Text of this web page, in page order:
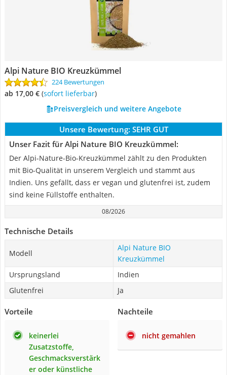
Alpi Nature BIO Kreuzkümmel
224 Bewertungen
ab 17,00 € ( Sofort lieferbar)
Preisvergleich und weitere Angebote
Unsere Bewertung: SEHR GUT
Unser Fazit für Alpi Nature BIO Kreuzkümmel:
Der Alpi-Nature-Bio-Kreuzkümmel zählt zu den Produkten
mit Bio-Qualität in unserem Vergleich und stammt aus
Indien. Uns gefällt, dass er vegan und glutenfrei ist, zudem
sind keine Füllstoffe enthalten.
08/2026
Technische Details
Modell
Alpi Nature BIO
Kreuzkümmel
Ursprungsland
Indien
Glutenfrei
Ja
Vorteile
keinerlei
Zusatzstoffe,
Geschmacksverstärk
er oder künstliche
Nachteile
nicht gemahlen